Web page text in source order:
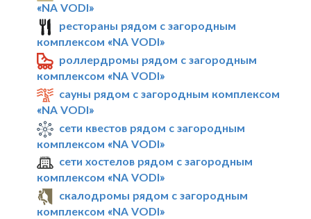
«NA VODI»
рестораны рядом с загородным
комплексом «NA VODI»
роллердромы рядом с загородным
комплексом «NA VODI»
сауны рядом с загородным комплексом
«NA VODI»
сети квестов рядом с загородным
комплексом «NA VODI»
сети хостелов рядом с загородным
комплексом «NA VODI»
скалодромы рядом с загородным
комплексом «NA VODI»